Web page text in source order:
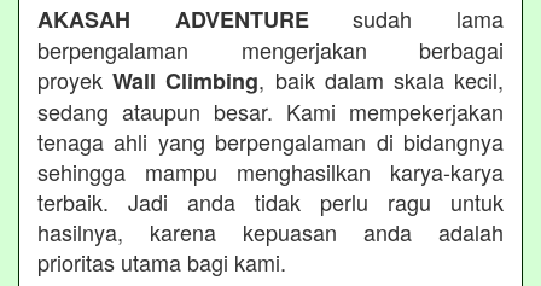
AKASAH ADVENTUREsudah lama
berpengalaman mengerjakan berbagai
proyekWall Climbing, baik dalam skala kecil,
sedang ataupun besar. Kami mempekerjakan
tenaga ahli yang berpengalaman di bidangnya
sehingga mampu menghasilkan karya-karya
terbaik. Jadi anda tidak perlu ragu untuk
hasilnya, karena kepuasan anda adalah
prioritas utama bagi kami.